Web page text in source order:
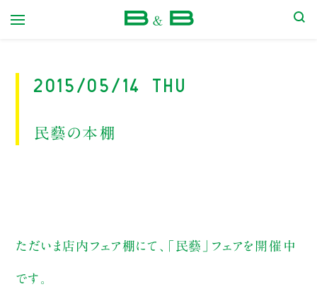
2015/05/14 Thu
民藝の本棚
ただいま店内フェア棚にて、「民藝」フェアを開催中
です。